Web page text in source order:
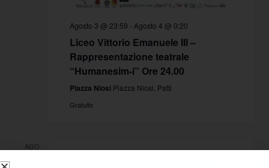
Agosto 3 @ 23:59 - Agosto 4 @ 0:20
Liceo Vittorio Emanuele III –
Rappresentazione teatrale
“Humanesim-i” Ore 24.00
Piazza Niosi Piazza Niosi, Patti
Gratuito
AGO